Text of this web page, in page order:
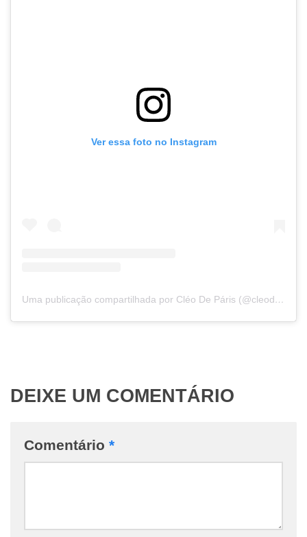
Ver essa foto no Instagram
Uma publicação compartilhada por Cléo De Páris (@cleodeparis)
DEIXE UM COMENTÁRIO
Comentário *